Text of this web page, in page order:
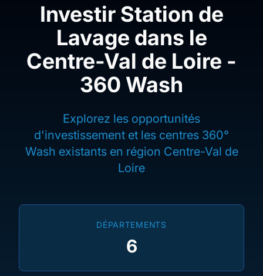
Investir Station de
Lavage dans le
Centre-Val de Loire -
360 Wash
Explorez les opportunités
d'investissement et les centres 360°
Wash existants en région Centre-Val de
Loire
DÉPARTEMENTS
6